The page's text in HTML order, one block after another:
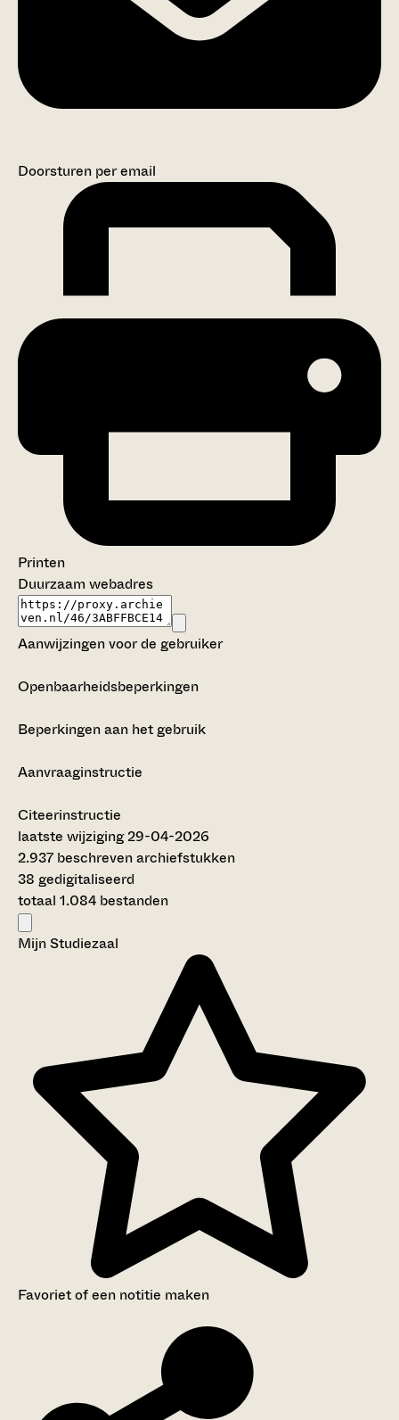
Doorsturen per email
Printen
Duurzaam webadres
Aanwijzingen voor de gebruiker
Openbaarheidsbeperkingen
Beperkingen aan het gebruik
Aanvraaginstructie
Citeerinstructie
laatste wijziging 29-04-2026
2.937 beschreven archiefstukken
38 gedigitaliseerd
totaal 1.084 bestanden
Mijn Studiezaal
Favoriet of een notitie maken